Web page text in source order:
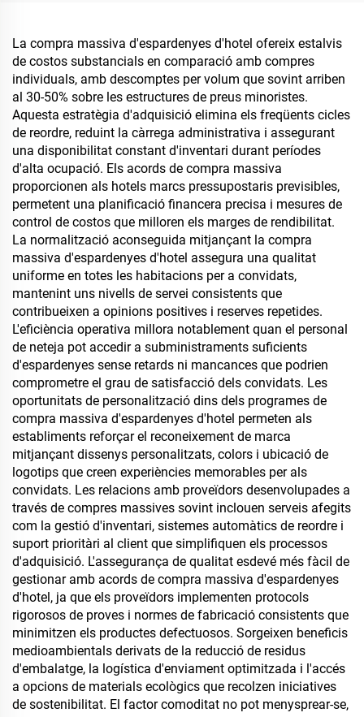
La compra massiva d'espardenyes d'hotel ofereix estalvis
de costos substancials en comparació amb compres
individuals, amb descomptes per volum que sovint arriben
al 30-50% sobre les estructures de preus minoristes.
Aquesta estratègia d'adquisició elimina els freqüents cicles
de reordre, reduint la càrrega administrativa i assegurant
una disponibilitat constant d'inventari durant períodes
d'alta ocupació. Els acords de compra massiva
proporcionen als hotels marcs pressupostaris previsibles,
permetent una planificació financera precisa i mesures de
control de costos que milloren els marges de rendibilitat.
La normalització aconseguida mitjançant la compra
massiva d'espardenyes d'hotel assegura una qualitat
uniforme en totes les habitacions per a convidats,
mantenint uns nivells de servei consistents que
contribueixen a opinions positives i reserves repetides.
L'eficiència operativa millora notablement quan el personal
de neteja pot accedir a subministraments suficients
d'espardenyes sense retards ni mancances que podrien
comprometre el grau de satisfacció dels convidats. Les
oportunitats de personalització dins dels programes de
compra massiva d'espardenyes d'hotel permeten als
establiments reforçar el reconeixement de marca
mitjançant dissenys personalitzats, colors i ubicació de
logotips que creen experiències memorables per als
convidats. Les relacions amb proveïdors desenvolupades a
través de compres massives sovint inclouen serveis afegits
com la gestió d'inventari, sistemes automàtics de reordre i
suport prioritàri al client que simplifiquen els processos
d'adquisició. L'assegurança de qualitat esdevé més fàcil de
gestionar amb acords de compra massiva d'espardenyes
d'hotel, ja que els proveïdors implementen protocols
rigorosos de proves i normes de fabricació consistents que
minimitzen els productes defectuosos. Sorgeixen beneficis
medioambientals derivats de la reducció de residus
d'embalatge, la logística d'enviament optimitzada i l'accés
a opcions de materials ecològics que recolzen iniciatives
de sostenibilitat. El factor comoditat no pot menysprear-se,